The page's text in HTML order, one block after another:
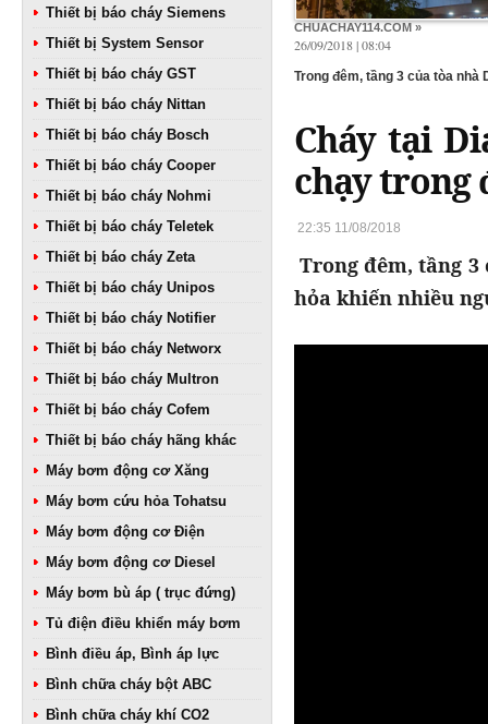
Thiết bị báo cháy Siemens
Thiết bị System Sensor
Thiết bị báo cháy GST
Thiết bị báo cháy Nittan
Thiết bị báo cháy Bosch
Thiết bị báo cháy Cooper
Thiết bị báo cháy Nohmi
Thiết bị báo cháy Teletek
Thiết bị báo cháy Zeta
Thiết bị báo cháy Unipos
Thiết bị báo cháy Notifier
Thiết bị báo cháy Networx
Thiết bị báo cháy Multron
Thiết bị báo cháy Cofem
Thiết bị báo cháy hãng khác
Máy bơm động cơ Xăng
Máy bơm cứu hỏa Tohatsu
Máy bơm động cơ Điện
Máy bơm động cơ Diesel
Máy bơm bù áp ( trục đứng)
Tủ điện điều khiển máy bơm
Bình điều áp, Bình áp lực
Bình chữa cháy bột ABC
Bình chữa cháy khí CO2
CHUACHAY114.COM »
26/09/2018 | 08:04
Trong đêm, tầng 3 của tòa
Cháy tại
chạy trong
22:35 11/08/2018
Trong đêm, tầng
hỏa khiến nhiều